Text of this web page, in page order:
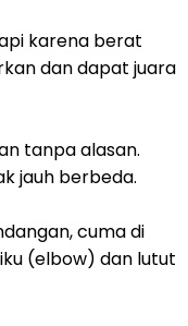
karena berat
dan dapat juara
tanpa alasan.
jauh berbeda.
cuma di
(elbow) dan lutut